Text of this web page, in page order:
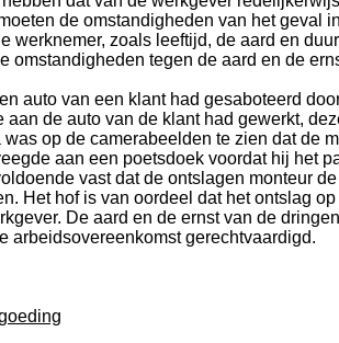
de omstandigheden van het
zoals leeftijd, de aard en
tegen de aard en de
auto van een klant had gesaboteerd
de auto van de klant had gewerkt,
op de camerabeelden te zien dat de
aan een poetsdoek voordat hij het
vast dat de ontslagen monteur
Het hof is van oordeel dat het ontslag
De aard en de ernst van de
arbeidsovereenkomst gerechtvaardigd.